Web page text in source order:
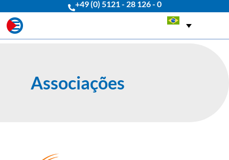
+49 (0) 5121 - 28 126 - 0
Associações